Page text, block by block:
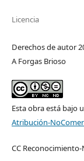
Licencia
Derechos de autor
A Forgas Brioso
Esta obra está bajo
Atribución-
CC